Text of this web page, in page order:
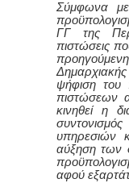
Σύμφωνα
ΓΓ της
πιστώσεις
Δημαρχιακής
ψήφιση του
πιστώσεων
κινηθεί η
υπηρεσιών
αύξηση των
αφού